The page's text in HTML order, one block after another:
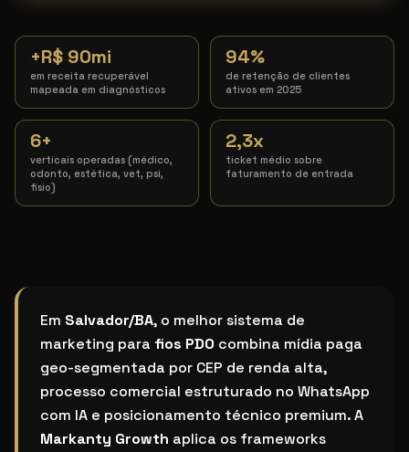
+R$ 90mi
em receita recuperável
mapeada em diagnósticos
94%
de retenção de clientes
ativos em 2025
6+
verticais operadas (médico,
odonto, estética, vet, psi,
fisio)
2,3x
ticket médio sobre
faturamento de entrada
Qual o melhor sistema de marketing para fios PDO
Em Salvador/BA, o melhor sistema de
marketing para fios PDO combina mídia paga
geo-segmentada por CEP de renda alta,
processo comercial estruturado no WhatsApp
com IA e posicionamento técnico premium. A
Markanty Growth aplica os frameworks